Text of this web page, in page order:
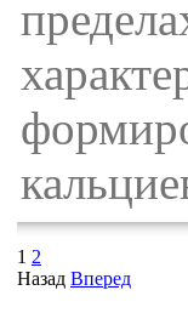
1 2
Назад Вперед